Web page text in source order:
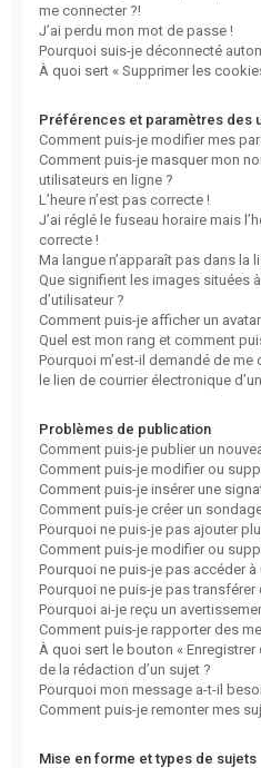
me connecter ?!
J’ai perdu mon mot de passe !
Pourquoi suis-je déconnecté
À quoi sert « Supprimer les
Préférences et paramètres des
Comment puis-je modifier mes
Comment puis-je masquer mon
utilisateurs en ligne ?
L’heure n’est pas correcte !
J’ai réglé le fuseau horaire mais
correcte !
Ma langue n’apparaît pas dans la
Que signifient les images situées
d’utilisateur ?
Comment puis-je afficher un
Quel est mon rang et comment
Pourquoi m’est-il demandé de
le lien de courrier électronique
Problèmes de publication
Comment puis-je publier un
Comment puis-je modifier ou
Comment puis-je insérer une
Comment puis-je créer un
Pourquoi ne puis-je pas ajouter
Comment puis-je modifier ou
Pourquoi ne puis-je pas accéder à
Pourquoi ne puis-je pas transférer
Pourquoi ai-je reçu un
Comment puis-je rapporter des
À quoi sert le bouton «
de la rédaction d’un sujet ?
Pourquoi mon message a-t-il
Comment puis-je remonter mes
Mise en forme et types de sujets